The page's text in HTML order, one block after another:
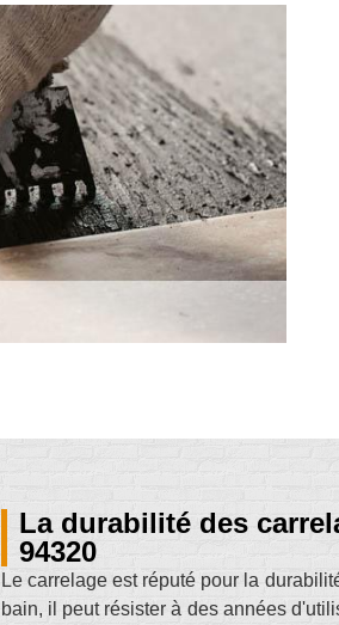
La durabilité des
94320
Le carrelage est réputé pour la
bain, il peut résister à des années